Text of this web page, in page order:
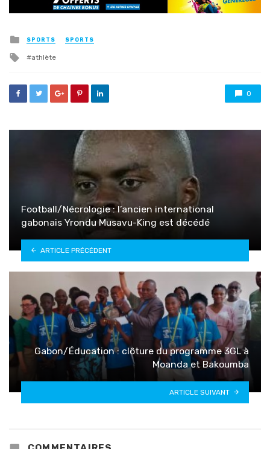
Posted
in
SPORTS SPORTS
Tagged
athlète
0
Football/Nécrologie : l’ancien international
gabonais Yrondu Musavu-King est décédé
ARTICLE PRÉCÉDENT
Gabon/Éducation : clôture du programme 3GL à
Moanda et Bakoumba
ARTICLE SUIVANT